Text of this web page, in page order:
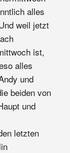
alles
weil jetzt
ist,
alles
und
beiden von
und
letzten